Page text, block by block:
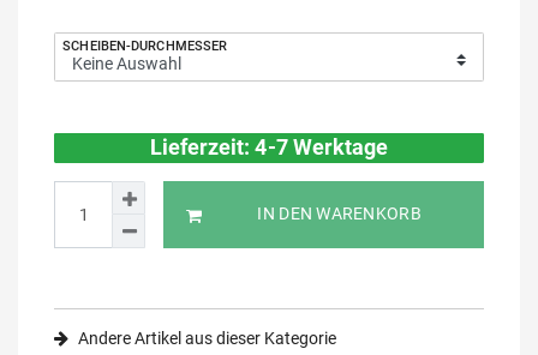
SCHEIBEN-DURCHMESSER
Lieferzeit: 4-7 Werktage
IN DEN WARENKORB
Andere Artikel aus dieser Kategorie